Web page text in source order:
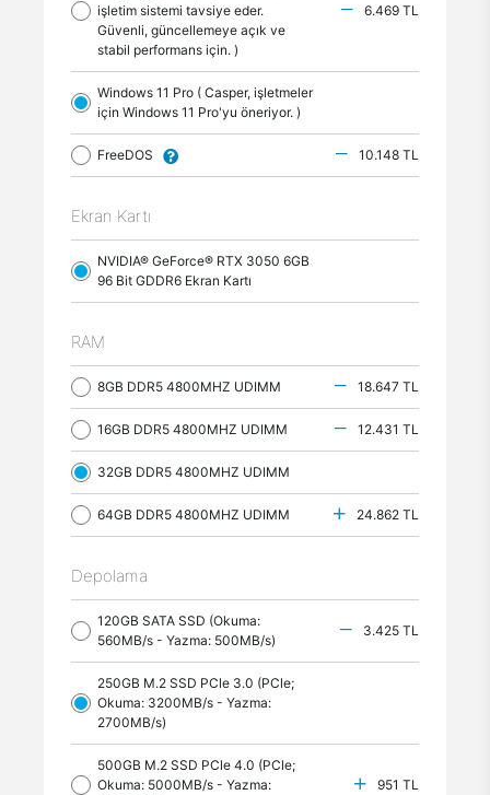
işletim sistemi tavsiye eder.
Güvenli, güncellemeye açık ve
stabil performans için. )
6.469 TL
Windows 11 Pro ( Casper, işletmeler
için Windows 11 Pro'yu öneriyor. )
FreeDOS 10.148 TL
Ekran Kartı
NVIDIA® GeForce® RTX 3050 6GB
96 Bit GDDR6 Ekran Kartı
RAM
8GB DDR5 4800MHZ UDIMM 18.647 TL
16GB DDR5 4800MHZ UDIMM 12.431 TL
32GB DDR5 4800MHZ UDIMM
64GB DDR5 4800MHZ UDIMM 24.862 TL
Depolama
120GB SATA SSD (Okuma:
560MB/s - Yazma: 500MB/s)
3.425 TL
250GB M.2 SSD PCle 3.0 (PCle;
Okuma: 3200MB/s - Yazma:
2700MB/s)
500GB M.2 SSD PCle 4.0 (PCle;
Okuma: 5000MB/s - Yazma:
951 TL